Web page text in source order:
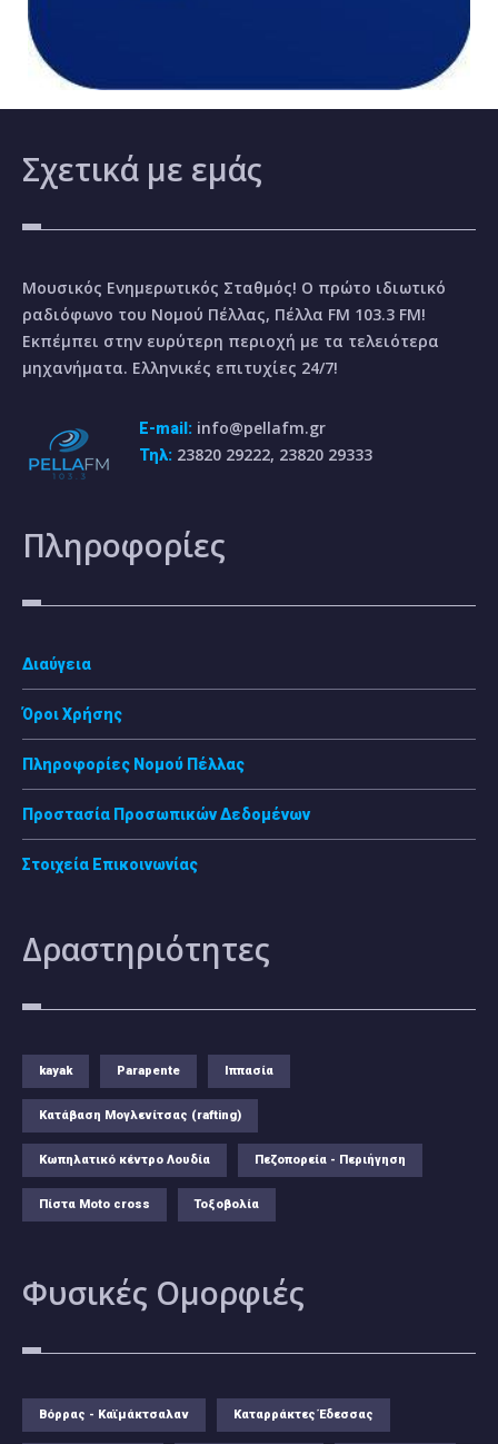
Σχετικά με εμάς
Μουσικός Ενημερωτικός Σταθμός! Ο πρώτο ιδιωτικό
ραδιόφωνο του Νομού Πέλλας, Πέλλα FM 103.3 FM!
Εκπέμπει στην ευρύτερη περιοχή με τα τελειότερα
μηχανήματα. Ελληνικές επιτυχίες 24/7!
E-mail: info@pellafm.gr
Τηλ: 23820 29222, 23820 29333
Πληροφορίες
Διαύγεια
Όροι Χρήσης
Πληροφορίες Νομού Πέλλας
Προστασία Προσωπικών Δεδομένων
Στοιχεία Επικοινωνίας
Δραστηριότητες
kayak Parapente Ιππασία
Κατάβαση Μογλενίτσας (rafting)
Κωπηλατικό κέντρο Λουδία Πεζοπορεία - Περιήγηση
Πίστα Moto cross Τοξοβολία
Φυσικές Ομορφιές
Βόρρας - Καϊμάκτσαλαν Καταρράκτες Έδεσσας